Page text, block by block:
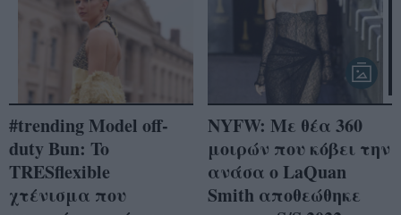
#trending Model off-
duty Bun: To
TRESflexible
χτένισμα που
NYFW: Με θέα 360
μοιρών που κόβει την
ανάσα ο LaQuan
Smith αποθεώθηκε